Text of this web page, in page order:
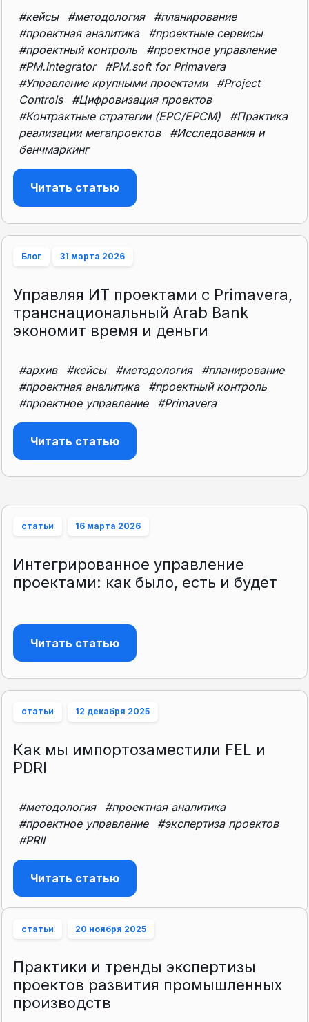
#кейсы #методология
#планирование
#проектная аналитика
#проектные сервисы
#проектный контроль
#проектное управление
#PM.integrator
#PM.soft for Primavera
#Управление крупными проектами
#Project
Controls
#Цифровизация проектов
#Контрактные стратегии (EPC/EPCM)
#Практика
реализации мегапроектов
#Исследования и
бенчмаркинг
Читать статью
Блог 31 марта 2026
Управляя ИТ проектами с Primavera,
транснациональный Arab Bank
экономит время и деньги
#архив #кейсы #методология
#планирование
#проектная аналитика
#проектный контроль
#проектное управление
#Primavera
Читать статью
статьи 16 марта 2026
Интегрированное управление
проектами: как было, есть и будет
Читать статью
статьи 12 декабря 2025
Как мы импортозаместили FEL и
PDRI
#методология
#проектная аналитика
#проектное управление
#экспертиза проектов
#PRII
Читать статью
статьи 20 ноября 2025
Практики и тренды экспертизы
проектов развития промышленных
производств